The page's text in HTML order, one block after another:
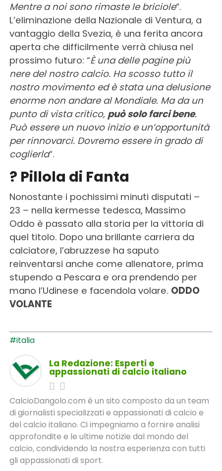
Mentre a noi sono rimaste le briciole“.
L’eliminazione della Nazionale di Ventura, a
vantaggio della Svezia, è una ferita ancora
aperta che difficilmente verrà chiusa nel
prossimo futuro: “È una delle pagine più
nere del nostro calcio. Ha scosso tutto il
nostro movimento ed è stata una delusione
enorme non andare al Mondiale. Ma da un
punto di vista critico, può solo farci bene.
Può essere un nuovo inizio e un’opportunità
per rinnovarci. Dovremo essere in grado di
coglierla“.
? Pillola di Fanta
Nonostante i pochissimi minuti disputati –
23 – nella kermesse tedesca, Massimo
Oddo è passato alla storia per la vittoria di
quel titolo. Dopo una brillante carriera da
calciatore, l’abruzzese ha saputo
reinventarsi anche come allenatore, prima
stupendo a Pescara e ora prendendo per
mano l’Udinese e facendola volare. ODDO
VOLANTE
#italia
La Redazione: Esperti e
appassionati di calcio italiano
CalcioDangolo.com è un sito composto da un team
di giornalisti specializzati e appassionati di calcio e
del calcio italiano. Ci impegniamo a fornire analisi
approfondite e le ultime notizie dal mondo del
calcio, condividendo la nostra esperienza con tutti
gli appassionati di sport.